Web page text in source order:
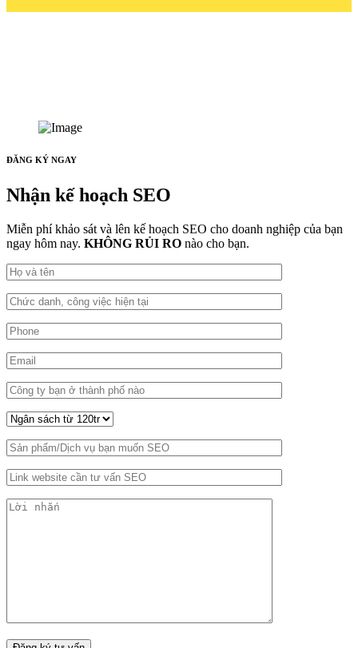
ĐĂNG KÝ NGAY
Nhận kế hoạch SEO
Miễn phí khảo sát và lên kế hoạch SEO cho doanh nghiệp của bạn
ngay hôm nay. KHÔNG RỦI RO nào cho bạn.